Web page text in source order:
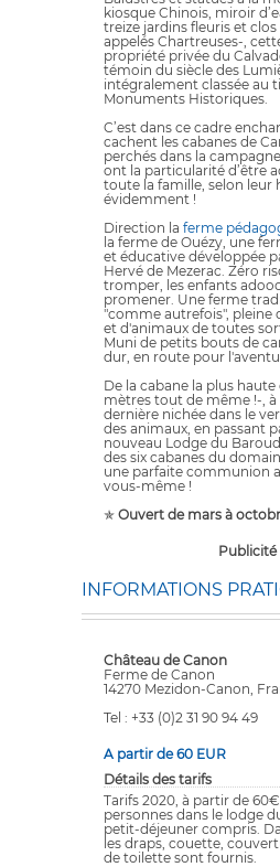
kiosque Chinois, miroir
treize jardins fleuris et
appelés Chartreuses-,
propriété privée du
témoin du siècle des
intégralement classée au
Monuments Historiques.
C’est dans ce cadre
cachent les cabanes de
perchés dans la
ont la particularité d’être
toute la famille, selon leur
évidemment !
Direction la ferme
la ferme de Ouézy, une
et éducative développée
Hervé de Mezerac. Zéro
tromper, les enfants
promener. Une ferme
"comme autrefois", pleine
et d'animaux de toutes
Muni de petits bouts de
dur, en route pour
De la cabane la plus
mètres tout de même !-, à
dernière nichée dans le
des animaux, en passant
nouveau Lodge du
des six cabanes du
une parfaite communion
vous-même !
✯ Ouvert de mars à
Publicité
INFORMATIONS
Château de Canon
Ferme de Canon
14270 Mezidon-Canon,
Tel : +33 (0)2 31 90 94 49
A partir de 60 EUR
Détails des tarifs
Tarifs 2020, à partir de
personnes dans le lodge
petit-déjeuner compris.
les draps, couette,
de toilette sont fournis.